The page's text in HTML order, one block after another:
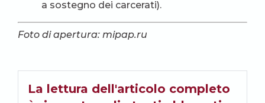
a sostegno dei carcerati).
Foto di apertura: mipap.ru
La lettura dell'articolo completo